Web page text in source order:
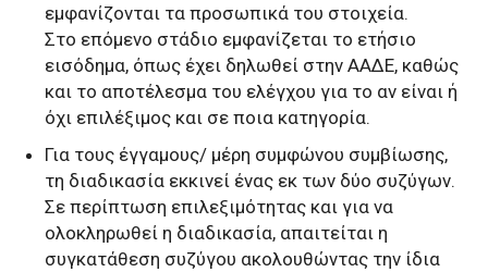
εμφανίζονται τα προσωπικά του στοιχεία.
Στο επόμενο στάδιο εμφανίζεται το ετήσιο
εισόδημα, όπως έχει δηλωθεί στην ΑΑΔΕ, καθώς
και το αποτέλεσμα του ελέγχου για το αν είναι ή
όχι επιλέξιμος και σε ποια κατηγορία.
Για τους έγγαμους/ μέρη συμφώνου συμβίωσης,
τη διαδικασία εκκινεί ένας εκ των δύο συζύγων.
Σε περίπτωση επιλεξιμότητας και για να
ολοκληρωθεί η διαδικασία, απαιτείται η
συγκατάθεση συζύγου ακολουθώντας την ίδια